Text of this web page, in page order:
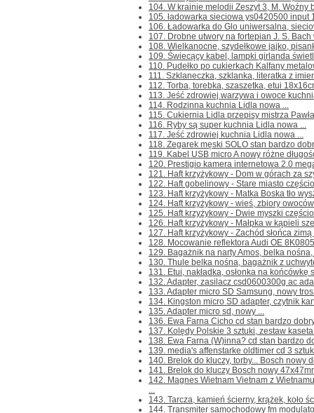
104. W krainie melodii Zeszyt 3, M. Woźny
105. ładowarka sieciowa ys0420500 input
106. Ładowarka do Glo uniwersalna,
107. Drobne utwory na fortepian J. S. Bach
108. Wielkanocne, szydełkowe jajko,
109. Świecący kabel, lampki girlanda
110. Pudełko po cukierkach Kalfany
111. Szklaneczka, szklanka, literatka z
112. Torba, torebka, szaszetka, etui
113. Jeść zdrowiej warzywa i owoce
114. Rodzinna kuchnia Lidla nowa ...
115. Cukiernia Lidla przepisy mistrza
116. Ryby są super kuchnia Lidla nowa ...
117. Jeść zdrowiej kuchnia Lidla nowa ...
118. Zegarek męski SOLO stan bardzo
119. Kabel USB micro A nowy różne
120. Prestigio kamera internetowa 2.0
121. Haft krzyżykowy - Dom w górach za
122. Haft gobelinowy - Stare miasto
123. Haft krzyżykowy - Matka Boska tło
124. Haft krzyżykowy - wieś, zbiory
125. Haft krzyżykowy - Dwie myszki
126. Haft krzyżykowy - Małpka w kąpieli
127. Haft krzyżykowy - Zachód słońca
128. Mocowanie reflektora Audi OE
129. Bagażnik na narty Amos, belka
130. Thule belka nośna, bagażnik z
131. Etui, nakładka, osłonka na końcówkę
132. Adapter, zasilacz csd0600300g ac
133. Adapter micro SD Samsung, nowy
134. Kingston micro SD adapter, czytnik
135. Adapter micro sd, nowy ...
136. Ewa Farna Cicho cd stan bardzo
137. Kolędy Polskie 3 sztuki, zestaw
138. Ewa Farna (W)inna? cd stan bardzo
139. media's affenstarke oldtimer cd 3
140. Brelok do kluczy, torby... Bosch nowy
141. Brelok do kluczy Bosch nowy
142. Magnes Wietnam Vietnam z
...
143. Tarcza, kamień ścierny, krążek, koło
144. Transmiter samochodowy fm